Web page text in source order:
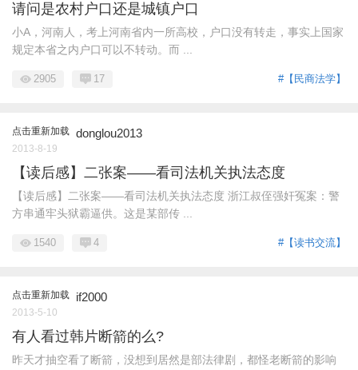
请问是农村户口还是城镇户口
小A，河南人，考上河南省内一所高校，户口没有转走，事实上国家
规定本省之内户口可以不转动。而 ...
#【民商法学】
2905 17
点击重新加载 donglou2013
2013-8-19
【读后感】二张案——看司法机关执法态度
【读后感】二张案——看司法机关执法态度 浙江叔侄强奸冤案：警
方串通牢头狱霸逼供。这是某部传 ...
#【读书交流】
1540 4
点击重新加载 if2000
2013-5-10
有人看过韩片断箭的么?
昨天才抽空看了断箭，没想到居然是部法律剧，都怪老断箭的影响